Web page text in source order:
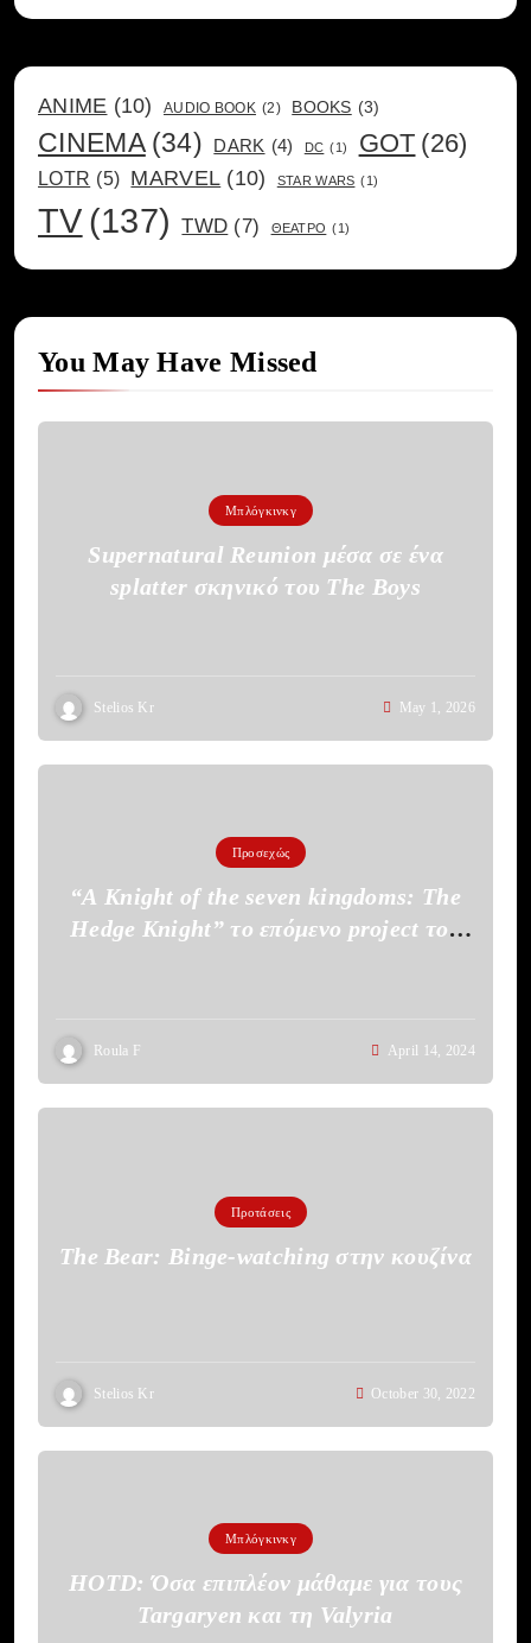
ANIME (10) AUDIO BOOK (2) BOOKS (3)
CINEMA (34) DARK (4) DC (1) GOT (26)
LOTR (5) MARVEL (10) STAR WARS (1)
TV (137) TWD (7) ΘΕΑΤΡΟ (1)
You May Have Missed
Μπλόγκινκγ
Supernatural Reunion μέσα σε ένα
splatter σκηνικό του The Boys
Stelios Kr May 1, 2026
Προσεχώς
“A Knight of the seven kingdoms: The
Hedge Knight” το επόμενο project του
Roula F April 14, 2024
Προτάσεις
The Bear: Binge-watching στην κουζίνα
Stelios Kr October 30, 2022
Μπλόγκινκγ
HOTD: Όσα επιπλέον μάθαμε για τους
Targaryen και τη Valyria